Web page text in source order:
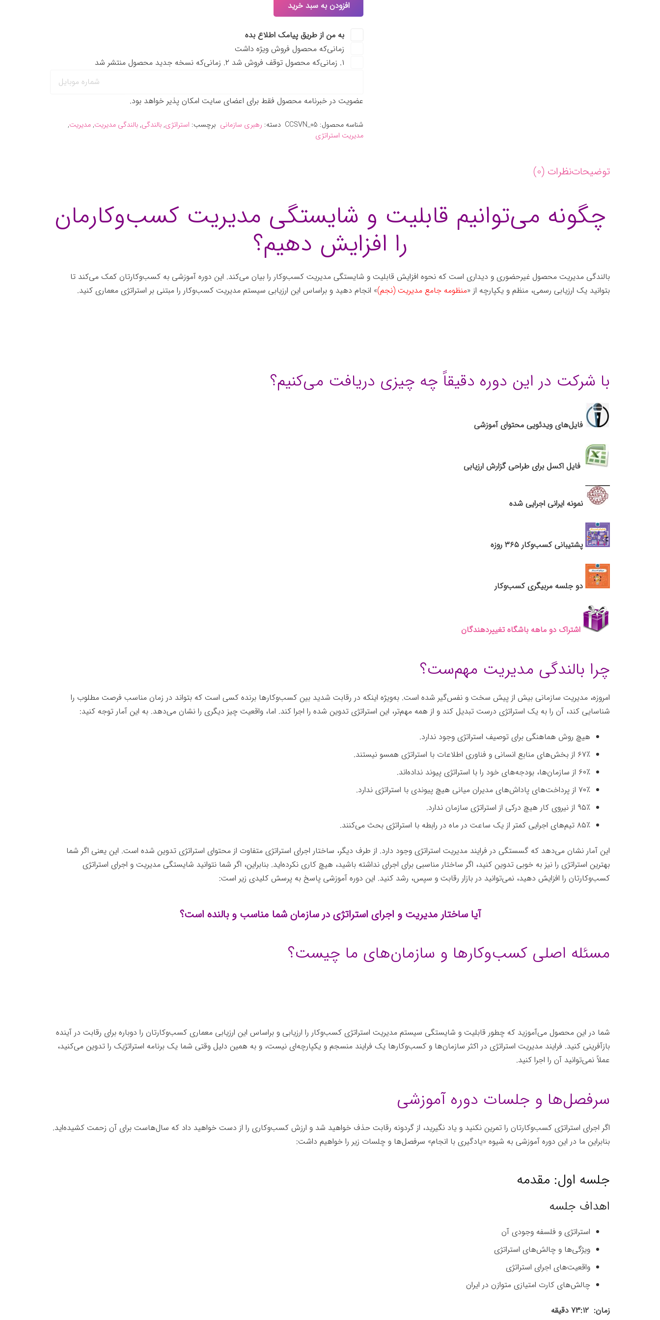
افزودن به سبد خرید
به من از طریق پیامک اطلاع بده
زمانی‌که محصول فروش ویژه داشت
عضویت در خبرنامه محصول فقط برای اعضای سایت امکان پذیر خواهد بود.
شناسه محصول: CCSVN_05 دسته: رهبری سازمانی برچسب: استراتژی,بالندگی,بالندگی مدیریت,مدیریت,
مدیریت استراتژی
توضیحاتنظرات (0)
چگونه می‌توانیم قابلیت و شایستگی مدیریت کسب‌وکارمان
را افزایش دهیم؟
بالندگی مدیریت محصول غیرحضوری و دیداری است که نحوه افزایش قابلیت و شایستگی مدیریت کسب‌وکار را بیان می‌کند. این دوره آموزشی به کسب‌وکارتان کمک می‌کند تا
بتوانید یک ارزیابی رسمی، منظم و یکپارچه از «منظومه جامع مدیریت (نجم)» انجام دهید و براساس این ارزیابی سیستم مدیریت کسب‌وکار را مبتنی بر استراتژی معماری کنید.
با شرکت در این دوره دقیقاً چه چیزی دریافت می‌کنیم؟
فایل‌های ویدئویی محتوای آموزشی
فایل اکسل برای طراحی گزارش ارزیابی
نمونه ایرانی اجرایی شده
پشتیبانی کسب‌وکار ۳۶۵ روزه
دو جلسه مربیگری کسب‌وکار
اشتراک دو ماهه باشگاه تغییردهندگان
چرا بالندگی مدیریت مهم‌ست؟
امروزه، مدیریت سازمانی بیش از پیش سخت و نفس‌گیر شده است. به‌ویژه اینکه در رقابت شدید بین کسب‌وکارها برنده کسی است که بتواند در زمان مناسب فرصت مطلوب را
شناسایی کند، آن را به یک استراتژی درست تبدیل کند و از همه مهم‌تر، این استراتژی تدوین شده را اجرا کند. اما، واقعیت چیز دیگری را نشان می‌دهد. به این آمار توجه کنید:
هیچ روش هماهنگی برای توصیف استراتژی وجود ندارد.
۶۷٪ از بخش‌های منابع انسانی و فناوری اطلاعات با استراتژی همسو نیستند.
۶۰٪ از سازمان‌ها، بودجه‌های خود را با استراتژی پیوند نداده‌اند.
۷۰٪‌ از پرداخت‌های پاداش‌های مدیران میانی هیچ پیوندی با استراتژی ندارد.
۹۵٪ از نیروی کار هیچ درکی از استراتژی سازمان ندارد.
۸۵٪ تیم‌های اجرایی کمتر از یک ساعت در ماه در رابطه با استراتژی بحث می‌کنند.
این آمار نشان می‌دهد که گسستگی در فرایند مدیریت استراتژی وجود دارد. از طرف دیگر، ساختار اجرای استراتژی متفاوت از محتوای استراتژی تدوین شده است. این یعنی اگر شما
بهترین استراتژی را نیز به خوبی تدوین کنید، اگر ساختار مناسبی برای اجرای نداشته باشید، هیچ کاری نکرده‌اید. بنابراین، اگر شما نتوانید شایستگی مدیریت و اجرای استراتژی
کسب‌وکارتان را افزایش دهید، نمی‌توانید در بازار رقابت و سپس، رشد کنید. این دوره آموزشی پاسخ به پرسش کلیدی زیر است:
آیا ساختار مدیریت و اجرای استراتژی در سازمان شما مناسب و بالنده است؟
مسئله اصلی کسب‌وکارها و سازمان‌های ما چیست؟
شما در این محصول می‌آموزید که چطور قابلیت و شایستگی سیستم مدیریت استراتژی کسب‌وکار را ارزیابی و براساس این ارزیابی معماری کسب‌وکارتان را دوباره برای رقابت در آینده
بازآفرینی کنید. فرایند مدیریت استراتژی در اکثر سازمان‌ها و کسب‌وکارها یک فرایند منسجم و یکپارچه‌ای نیست، و به همین دلیل وقتی شما یک برنامه استراتژیک را تدوین می‌کنید،
عملاً نمی‌توانید آن را اجرا کنید.
سرفصل‌ها و جلسات دوره آموزشی
اگر اجرای استراتژی کسب‌وکارتان را تمرین نکنید و یاد نگیرید، از گردونه رقابت حذف خواهید شد و ارزش کسب‌وکاری را از دست خواهید داد که سال‌هاست برای آن زحمت کشیده‌اید.
بنابراین ما در این دوره آموزشی به شیوه «یادگیری با انجام» سرفصل‌ها و چلسات زیر را خواهیم داشت:
جلسه اول: مقدمه
اهداف جلسه
استراتژی و فلسفه وجودی آن
ویژگی‌ها و چالش‌های استراتژی
واقعیت‌های اجرای استراتژی
چالش‌های کارت امتیازی متوازن در ایران
زمان: ۷۳:۱۲ دقیقه